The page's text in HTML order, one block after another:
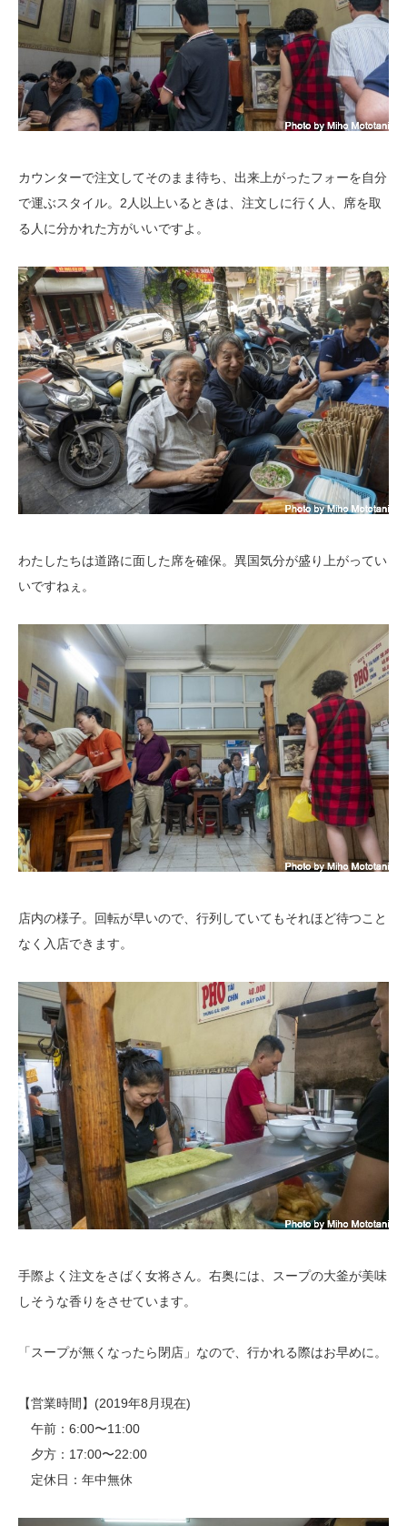
カウンターで注文してそのまま待ち、出来上がったフォーを自分
で運ぶスタイル。2人以上いるときは、注文しに行く人、席を取
る人に分かれた方がいいですよ。
わたしたちは道路に面した席を確保。異国気分が盛り上がってい
いですねぇ。
店内の様子。回転が早いので、行列していてもそれほど待つこと
なく入店できます。
手際よく注文をさばく女将さん。右奥には、スープの大釜が美味
しそうな香りをさせています。
「スープが無くなったら閉店」なので、行かれる際はお早めに。
【営業時間】(2019年8月現在)
午前：6:00〜11:00
夕方：17:00〜22:00
定休日：年中無休